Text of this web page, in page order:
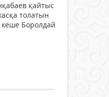
қайтыс
толатын
кеше Боролдай